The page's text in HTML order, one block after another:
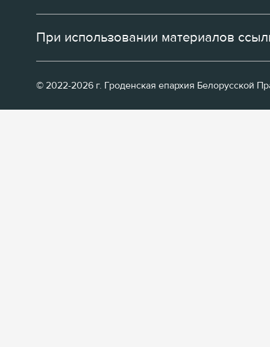
При использовании материалов
© 2022-2026 г. Гроденская епархия Белорусской